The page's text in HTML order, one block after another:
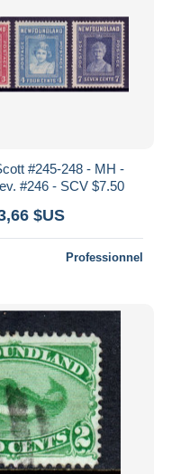
#245-248 - MH -
#246 - SCV $7.50
$US
Professionnel